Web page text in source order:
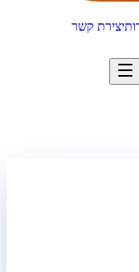
יצירת קשר